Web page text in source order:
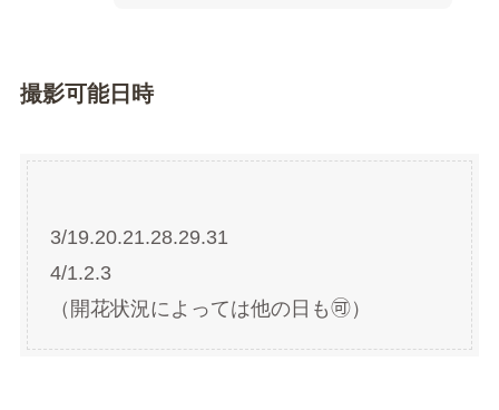
撮影可能日時
3/19.20.21.28.29.31
4/1.2.3
（開花状況によっては他の日も🉑）